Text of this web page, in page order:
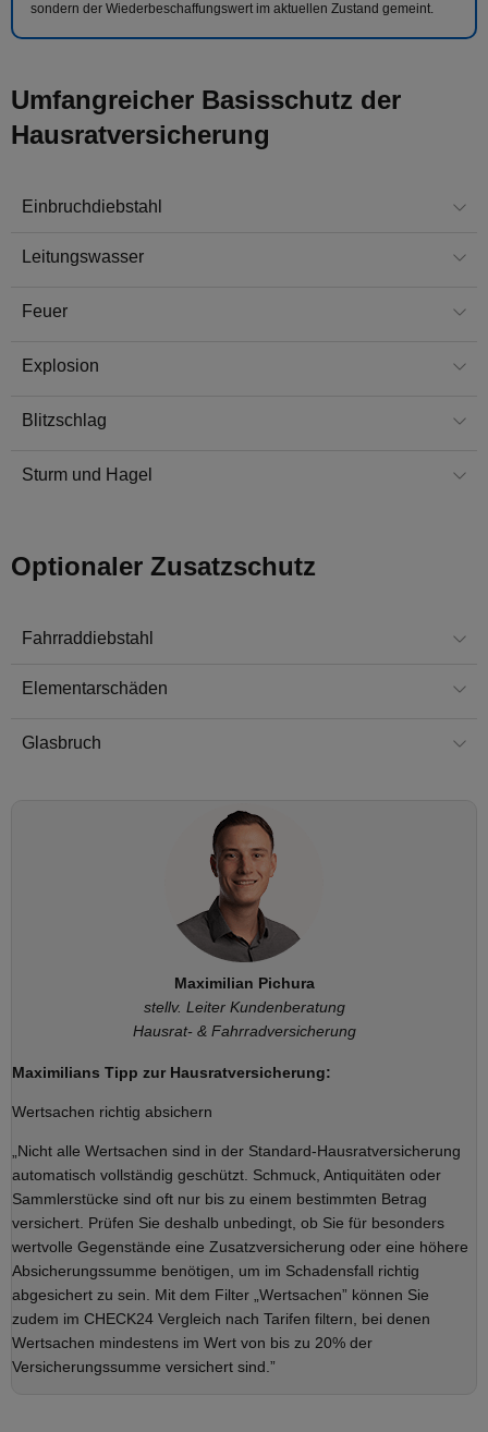
sondern der Wiederbeschaffungswert im aktuellen Zustand gemeint.
Umfangreicher Basisschutz der
Hausratversicherung
Einbruchdiebstahl
Leitungswasser
Feuer
Explosion
Blitzschlag
Sturm und Hagel
Optionaler Zusatzschutz
Fahrraddiebstahl
Elementarschäden
Glasbruch
Maximilian Pichura
stellv. Leiter Kundenberatung
Hausrat- & Fahrradversicherung
Maximilians Tipp zur Hausratversicherung:
Wertsachen richtig absichern
„Nicht alle Wertsachen sind in der Standard-Hausratversicherung
automatisch vollständig geschützt. Schmuck, Antiquitäten oder
Sammlerstücke sind oft nur bis zu einem bestimmten Betrag
versichert. Prüfen Sie deshalb unbedingt, ob Sie für besonders
wertvolle Gegenstände eine Zusatzversicherung oder eine höhere
Absicherungssumme benötigen, um im Schadensfall richtig
abgesichert zu sein. Mit dem Filter „Wertsachen” können Sie
zudem im CHECK24 Vergleich nach Tarifen filtern, bei denen
Wertsachen mindestens im Wert von bis zu 20% der
Versicherungssumme versichert sind.”